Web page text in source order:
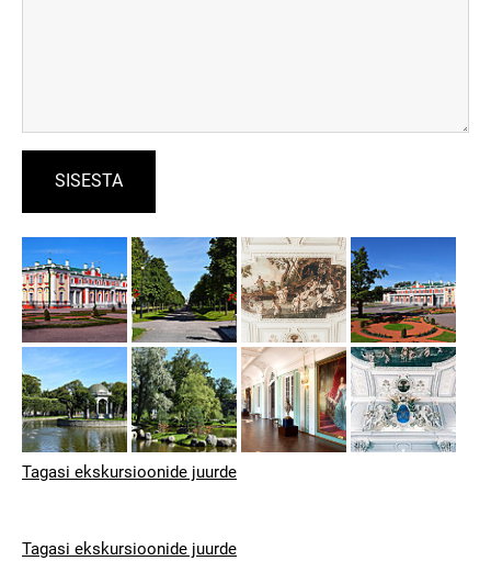
Tagasi ekskursioonide juurde
Tagasi ekskursioonide juurde